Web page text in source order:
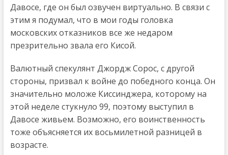
Давосе, где он был озвучен виртуально. В связи с
этим я подумал, что в мои годы головка
московских отказников все же недаром
презрительно звала его Кисой.
Валютный спекулянт Джордж Сорос, с другой
стороны, призвал к войне до победного конца. Он
значительно моложе Киссинджера, которому на
этой неделе стукнуло 99, поэтому выступил в
Давосе живьем. Возможно, его воинственность
тоже объясняется их восьмилетной разницей в
возрасте.